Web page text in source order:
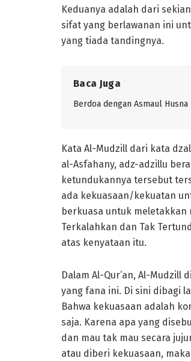
Keduanya adalah dari
sifat yang berlawanan ini
yang tiada tandingnya.
Baca Juga
Berdoa dengan Asmaul Husna
Kata Al-Mudzill dari kata
al-Asfahany, adz-adzillu
ketundukannya tersebut
ada kekuasaan/kekuatan
berkuasa untuk meletakkan
Terkalahkan dan Tak
atas kenyataan itu.
Dalam Al-Qur’an, Al-
yang fana ini. Di sini dibagi
Bahwa kekuasaan adalah
saja. Karena apa yang
dan mau tak mau secara
atau diberi kekuasaan,